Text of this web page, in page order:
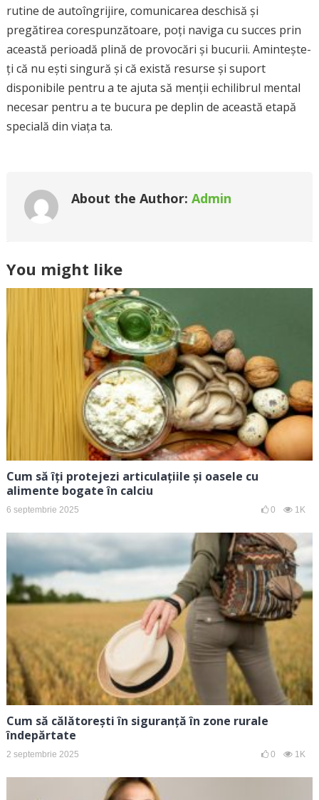
rutine de autoîngrijire, comunicarea deschisă și
pregătirea corespunzătoare, poți naviga cu succes prin
această perioadă plină de provocări și bucurii. Amintește-
ți că nu ești singură și că există resurse și suport
disponibile pentru a te ajuta să menții echilibrul mental
necesar pentru a te bucura pe deplin de această etapă
specială din viața ta.
About the Author: Admin
You might like
Cum să îți protejezi articulațiile și oasele cu
alimente bogate în calciu
6 septembrie 2025 0 1K
Cum să călătorești în siguranță în zone rurale
îndepărtate
2 septembrie 2025 0 1K